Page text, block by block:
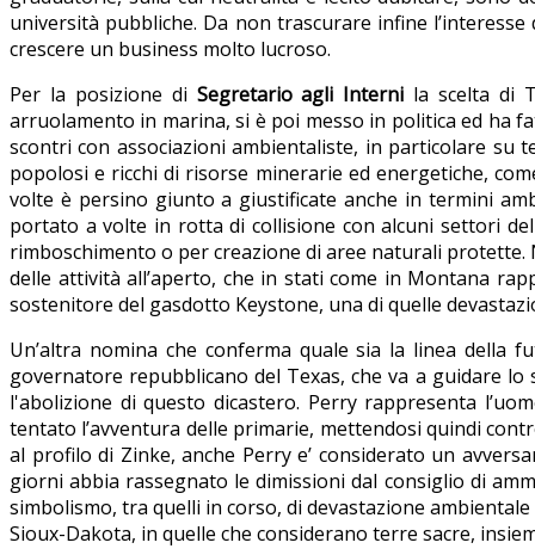
università pubbliche. Da non trascurare infine
crescere un business molto lucroso.
Per la posizione di Segretario agli Interni la scelta di
arruolamento in marina, si è poi messo in politica ed ha
scontri con associazioni ambientaliste, in particolare
popolosi e ricchi di risorse minerarie ed energetiche,
volte è persino giunto a giustificate anche in termini
portato a volte in rotta di collisione con alcuni settori
rimboschimento o per creazione di aree naturali
delle attività all’aperto, che in stati come in Montana
sostenitore del gasdotto Keystone, una di quelle
Un’altra nomina che conferma quale sia la linea della
governatore repubblicano del Texas, che va a guidare
l'abolizione di questo dicastero. Perry rappresenta
tentato l’avventura delle primarie, mettendosi quindi
al profilo di Zinke, anche Perry e’ considerato un
giorni abbia rassegnato le dimissioni dal consiglio di
simbolismo, tra quelli in corso, di devastazione
Sioux-Dakota, in quelle che considerano terre sacre,